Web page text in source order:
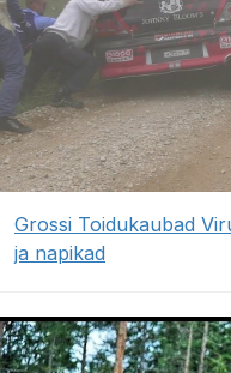
Grossi Toidukaubad
ja napikad